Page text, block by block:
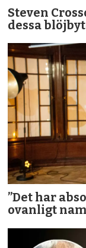
Steven
dessa
”Det har
ovanligt